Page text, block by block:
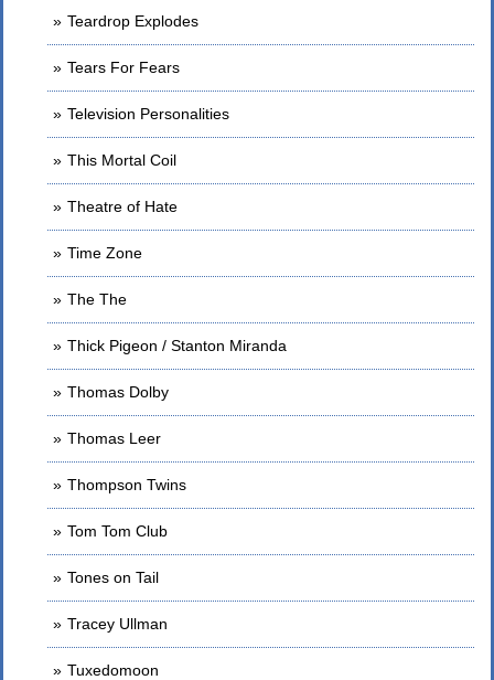
Teardrop Explodes
Tears For Fears
Television Personalities
This Mortal Coil
Theatre of Hate
Time Zone
The The
Thick Pigeon / Stanton Miranda
Thomas Dolby
Thomas Leer
Thompson Twins
Tom Tom Club
Tones on Tail
Tracey Ullman
Tuxedomoon